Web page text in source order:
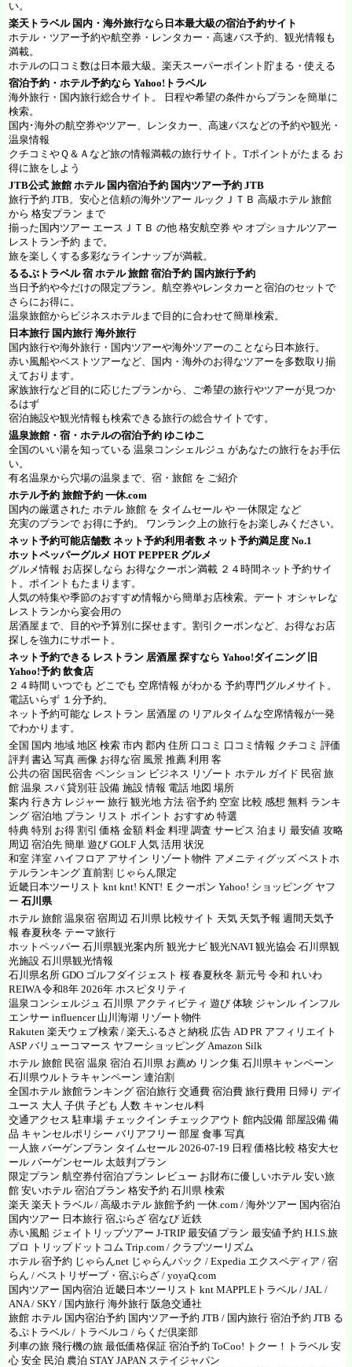
い。
楽天トラベル国内・海外旅行なら日本最大級の宿泊予約サイト
ホテル・ツアー予約や航空券・レンタカー・高速バス予約、観光情報も
満載。
ホテルの口コミ数は日本最大級。楽天スーパーポイント貯まる・使える
宿泊予約・ホテル予約なら Yahoo!トラベル
海外旅行・国内旅行総合サイト。 日程や希望の条件からプランを簡単に
検索。
国内･海外の航空券やツアー、レンタカー、高速バスなどの予約や観光・
温泉情報
クチコミやＱ＆Ａなど旅の情報満載の旅行サイト。Tポイントがたまる お
得に旅をしよう
JTB公式 旅館 ホテル 国内宿泊予約 国内ツアー予約 JTB
旅行予約 JTB。安心と信頼の海外ツアー ルックＪＴＢ 高級ホテル 旅館
から 格安プラン まで
揃った国内ツアー エースＪＴＢ の他 格安航空券 や オプショナルツアー
レストラン予約 まで。
旅を楽しくする多彩なラインナップが満載。
るるぶトラベル宿 ホテル 旅館 宿泊予約 国内旅行予約
当日予約や今だけの限定プラン。航空券やレンタカーと宿泊のセットで
さらにお得に。
温泉旅館からビジネスホテルまで目的に合わせて簡単検索。
日本旅行国内旅行 海外旅行
国内旅行や海外旅行・国内ツアーや海外ツアーのことなら日本旅行。
赤い風船やベストツアーなど、国内・海外のお得なツアーを多数取り揃
えております。
家族旅行など目的に応じたプランから、ご希望の旅行やツアーが見つか
るはず
宿泊施設や観光情報も検索できる旅行の総合サイトです。
温泉旅館・宿・ホテルの宿泊予約 ゆこゆこ
全国のいい湯を知っている 温泉コンシェルジュ があなたの旅行をお手伝
い。
有名温泉から穴場の温泉まで、宿・旅館 を ご紹介
ホテル予約 旅館予約 一休.com
国内の厳選された ホテル 旅館 を タイムセール や 一休限定 など
充実のプランで お得に予約。 ワンランク上の旅行をお楽しみください。
ネット予約可能店舗数 ネット予約利用者数 ネット予約満足度 No.1
ホットペッパーグルメ HOT PEPPER グルメ
グルメ情報 お店探しなら お得なクーポン満載 ２４時間ネット予約サイ
ト。ポイントもたまります。
人気の特集や季節のおすすめ情報から簡単お店検索。デート オシャレな
レストランから宴会用の
居酒屋まで、目的や予算別に探せます。割引クーポンなど、お得なお店
探しを強力にサポート。
ネット予約できる レストラン 居酒屋 探すなら Yahoo!ダイニング旧
Yahoo!予約 飲食店
２４時間 いつでも どこでも 空席情報 がわかる 予約専門グルメサイト。
電話いらず １分予約。
ネット予約可能な レストラン 居酒屋 の リアルタイムな空席情報が一発
でわかります。
全国 国内 地域 地区 検索 市内 郡内 住所 口コミ 口コミ情報 クチコミ 評価
評判 書込 写真 画像 お得な宿 風景 推薦 利用 客
公共の宿 国民宿舎 ペンション ビジネス リゾート ホテル ガイド 民宿 旅
館 温泉 スパ 貸別荘 設備 施設 情報 電話 地図 場所
案内 行き方 レジャー 旅行 観光地 方法 宿予約 空室 比較 感想 無料 ランキ
ング 宿泊地 プラン リスト ポイント おすすめ 特選
特典 特別 お得 割引 価格 金額 料金 料理 調査 サービス 泊まり 最安値 攻略
周辺 宿泊先 簡単 遊び GOLF 人気 活用 状況
和室 洋室 ハイフロア アサイン リゾート物件 アメニティグッズ ベストホ
テルランキング 直前割 じゃらん限定
近畿日本ツーリスト knt knt! KNT! Ｅクーポン Yahoo! ショッピング ヤフ
ー 石川県
ホテル 旅館 温泉宿 宿周辺 石川県 比較サイト 天気 天気予報 週間天気予
報 春夏秋冬 テーマ旅行
ホットペッパー 石川県観光案内所 観光ナビ 観光NAVI 観光協会 石川県観
光施設 石川県観光情報
石川県名所 GDO ゴルフダイジェスト 桜 春夏秋冬 新元号 令和 れいわ
REIWA 令和8年 2026年 ホスピタリティ
温泉コンシェルジュ 石川県 アクティビティ 遊び 体験 ジャンル インフル
エンサー influencer 山川海湖 リゾート物件
Rakuten 楽天ウェブ検索 / 楽天ふるさと納税 広告 AD PR アフィリエイト
ASP バリューコマース ヤフーショッピング Amazon Silk
ホテル 旅館 民宿 温泉 宿泊 石川県 お薦め リンク集 石川県キャンペーン
石川県ウルトラキャンペーン 連泊割
全国ホテル 旅館ランキング 宿泊旅行 交通費 宿泊費 旅行費用 日帰り デイ
ユース 大人 子供 子ども 人数 キャンセル料
交通アクセス 駐車場 チェックイン チェックアウト 館内設備 部屋設備 備
品 キャンセルポリシー バリアフリー 部屋 食事 写真
一人旅 バーゲンプラン タイムセール 2026-07-19 日程 価格比較 格安大セ
ール バーゲンセール 太鼓判プラン
限定プラン 航空券付宿泊プラン レビュー お財布に優しいホテル 安い旅
館 安いホテル 宿泊プラン 格安予約 石川県 検索
楽天 楽天トラベル / 高級ホテル 旅館予約 一休.com / 海外ツアー 国内宿泊
国内ツアー 日本旅行 宿ぷらざ 宿なび 近鉄
赤い風船 ジェイトリップツアー J-TRIP 最安値プラン 最安値予約 H.I.S.旅
プロ トリップドットコム Trip.com / クラブツーリズム
ホテル 宿予約 じゃらんnet じゃらんパック / Expedia エクスペディア / 宿
らん / ベストリザーブ・宿ぷらざ / yoyaQ.com
国内ツアー 国内宿泊 近畿日本ツーリスト knt MAPPLEトラベル / JAL /
ANA/ SKY / 国内旅行 海外旅行 阪急交通社
旅館 ホテル 国内宿泊予約 国内ツアー予約 JTB / 国内旅行 宿泊予約 JTB る
るぷトラベル / トラベルコ / らくだ倶楽部
列車の旅 飛行機の旅 最低価格保証 宿泊予約 ToCoo! トクー！トラベル 安
心 安全 民泊 農泊 STAY JAPAN ステイジャパン